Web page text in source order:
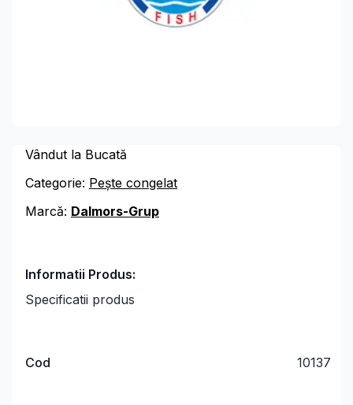
Vândut la Bucată
Categorie: Pește congelat
Marcă: Dalmors-Grup
Informatii Produs:
Specificatii produs
Cod 10137